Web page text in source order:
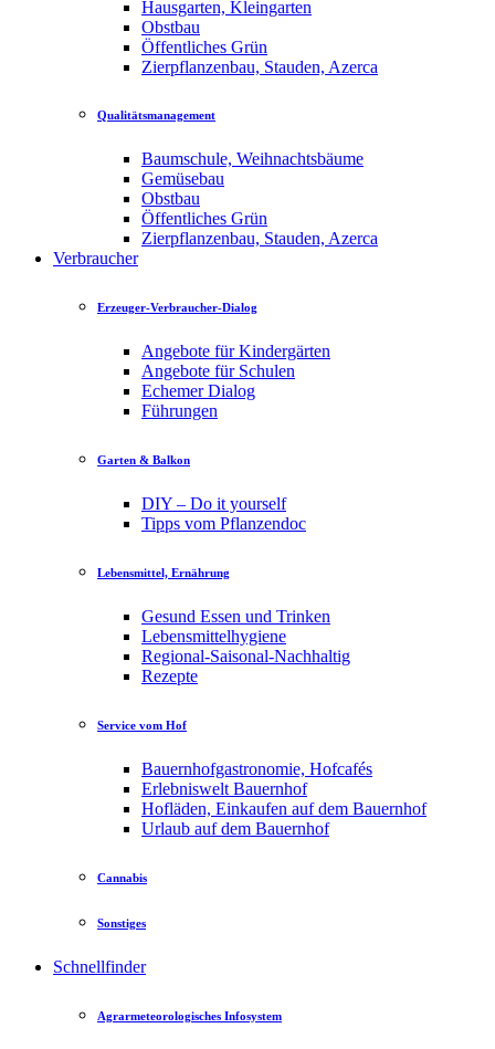
Hausgarten, Kleingarten
Obstbau
Öffentliches Grün
Zierpflanzenbau, Stauden, Azerca
Qualitätsmanagement
Baumschule, Weihnachtsbäume
Gemüsebau
Obstbau
Öffentliches Grün
Zierpflanzenbau, Stauden, Azerca
Verbraucher
Erzeuger-Verbraucher-Dialog
Angebote für Kindergärten
Angebote für Schulen
Echemer Dialog
Führungen
Garten & Balkon
DIY – Do it yourself
Tipps vom Pflanzendoc
Lebensmittel, Ernährung
Gesund Essen und Trinken
Lebensmittelhygiene
Regional-Saisonal-Nachhaltig
Rezepte
Service vom Hof
Bauernhofgastronomie, Hofcafés
Erlebniswelt Bauernhof
Hofläden, Einkaufen auf dem Bauernhof
Urlaub auf dem Bauernhof
Cannabis
Sonstiges
Schnellfinder
Agrarmeteorologisches Infosystem